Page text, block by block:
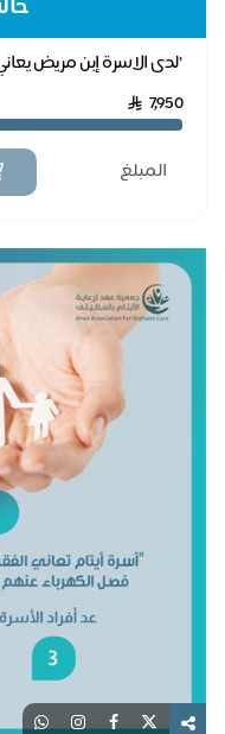
حالة
"لدى الاسرة إبن مريض
المعدة ويحتاج لعلاج مستمر وتكاليف السكن وا...
7,950